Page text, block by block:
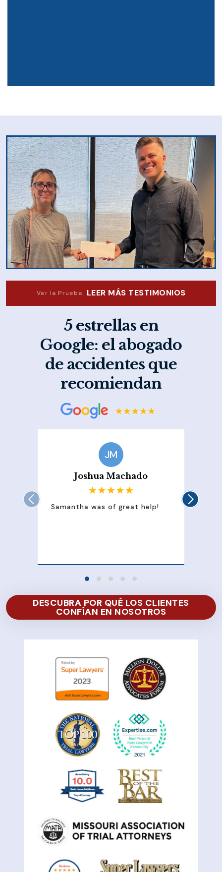
Ver la Prueba: LEER MÁS TESTIMONIOS
5 estrellas en
Google: el abogado
de accidentes que
recomiendan
JM
Joshua Machado
Samantha was of great help!
DESCUBRA POR QUÉ LOS CLIENTES
CONFÍAN EN NOSOTROS